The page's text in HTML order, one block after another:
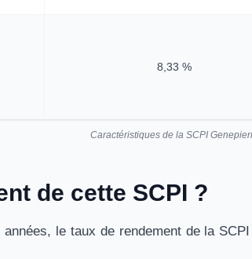
8,33 %
Caractéristiques de la SCPI
de cette SCPI ?
le taux de rendement de la